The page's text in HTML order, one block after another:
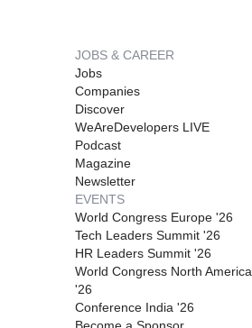
JOBS & CAREER
Jobs
Companies
Discover
WeAreDevelopers LIVE
Podcast
Magazine
Newsletter
EVENTS
World Congress Europe '26
Tech Leaders Summit '26
HR Leaders Summit '26
World Congress North America
'26
Conference India '26